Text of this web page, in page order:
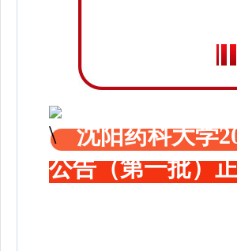
沈阳药科大学
公告（第一批）